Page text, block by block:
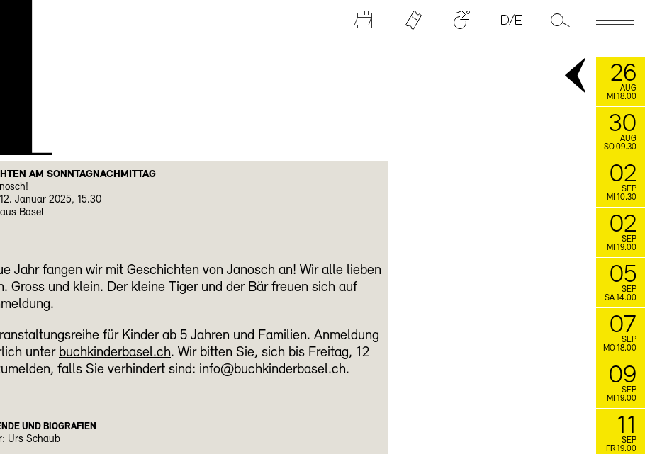
AM SONNTAGNACHMITTAG
Januar 2025, 15.30
Basel
Jahr fangen wir mit Geschichten von Janosch an! Wir alle lieben
Gross und klein. Der kleine Tiger und der Bär freuen sich auf
für Kinder ab 5 Jahren und Familien. Anmeldung
unter buchkinderbasel.ch. Wir bitten Sie, sich bis Freitag, 12
falls Sie verhindert sind: info@buchkinderbasel.ch.
UND BIOGRAFIEN
Urs Schaub
26
AUG
MI 18.00
30
AUG
SO 09.30
02
SEP
MI 10.30
02
SEP
MI 19.00
05
SEP
SA 14.00
07
SEP
MO 18.00
09
SEP
MI 19.00
11
SEP
FR 19.00